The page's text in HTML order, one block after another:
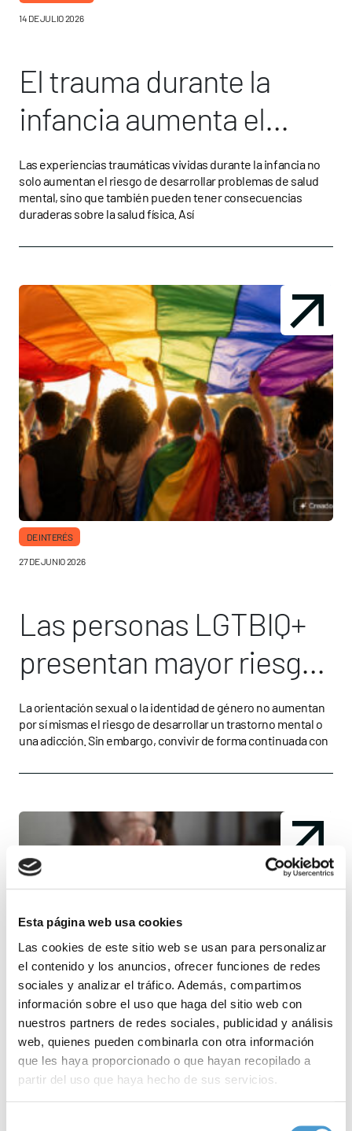
Esta página web usa cookies
Las cookies de este sitio web se usan para personalizar
el contenido y los anuncios, ofrecer funciones de redes
sociales y analizar el tráfico. Además, compartimos
información sobre el uso que haga del sitio web con
nuestros partners de redes sociales, publicidad y análisis
web, quienes pueden combinarla con otra información
que les haya proporcionado o que hayan recopilado a
partir del uso que haya hecho de sus servicios.
14 DE JULIO 2026
El trauma durante la
infancia aumenta el
riesgo de desarrollar
patologías como
diabetes o enfermedad
Las experiencias traumáticas vividas durante la infancia no
solo aumentan el riesgo de desarrollar problemas de salud
mental, sino que también pueden tener consecuencias
duraderas sobre la salud física. Así
DE INTERÉS
27 DE JUNIO 2026
Las personas LGTBIQ+
presentan mayor riesgo
de patología dual por el
impacto de la
discriminación
La orientación sexual o la identidad de género no aumentan
por sí mismas el riesgo de desarrollar un trastorno mental o
una adicción. Sin embargo, convivir de forma continuada con
DE INTERÉS
24 DE MAYO 2026